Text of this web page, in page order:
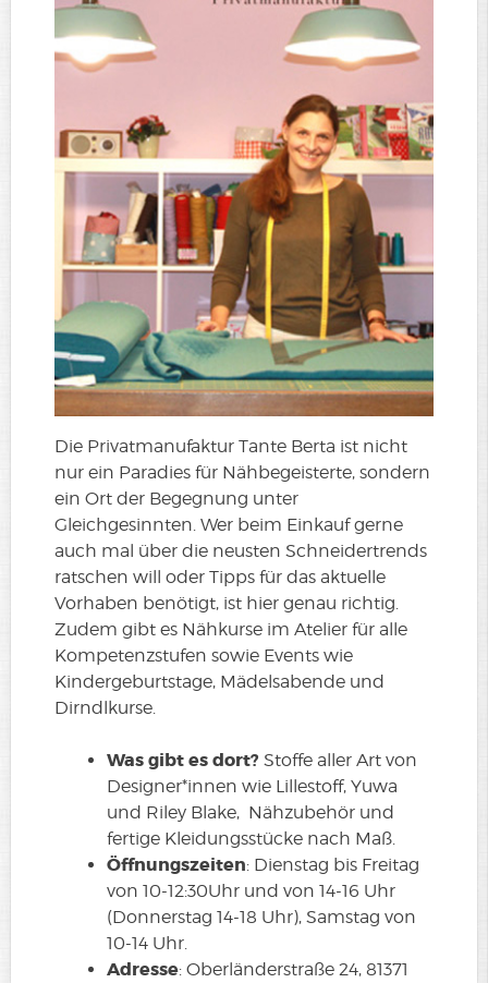
Die Privatmanufaktur Tante Berta ist nicht
nur ein Paradies für Nähbegeisterte, sondern
ein Ort der Begegnung unter
Gleichgesinnten. Wer beim Einkauf gerne
auch mal über die neusten Schneidertrends
ratschen will oder Tipps für das aktuelle
Vorhaben benötigt, ist hier genau richtig.
Zudem gibt es Nähkurse im Atelier für alle
Kompetenzstufen sowie Events wie
Kindergeburtstage, Mädelsabende und
Dirndlkurse.
Was gibt es dort? Stoffe aller Art von
Designer*innen wie Lillestoff, Yuwa
und Riley Blake, Nähzubehör und
fertige Kleidungsstücke nach Maß.
Öffnungszeiten: Dienstag bis Freitag
von 10-12:30Uhr und von 14-16 Uhr
(Donnerstag 14-18 Uhr), Samstag von
10-14 Uhr.
Adresse: Oberländerstraße 24, 81371